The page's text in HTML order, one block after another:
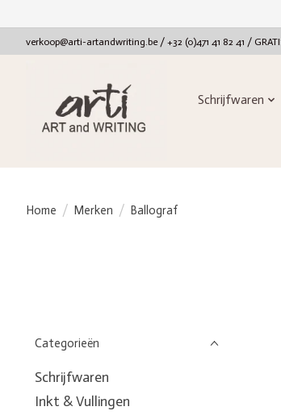
verkoop@arti-artandwriting.be/ +32 (0)471 41 82 41 /
Schrijfwaren
Home / Merken / Ballograf
Categorieën
Schrijfwaren
Inkt & Vullingen